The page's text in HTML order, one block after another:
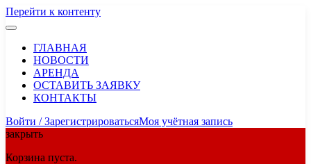
Перейти к контенту
ГЛАВНАЯ
НОВОСТИ
АРЕНДА
ОСТАВИТЬ ЗАЯВКУ
КОНТАКТЫ
Войти / ЗарегистрироватьсяМоя учётная запись
закрыть
Корзина пуста.